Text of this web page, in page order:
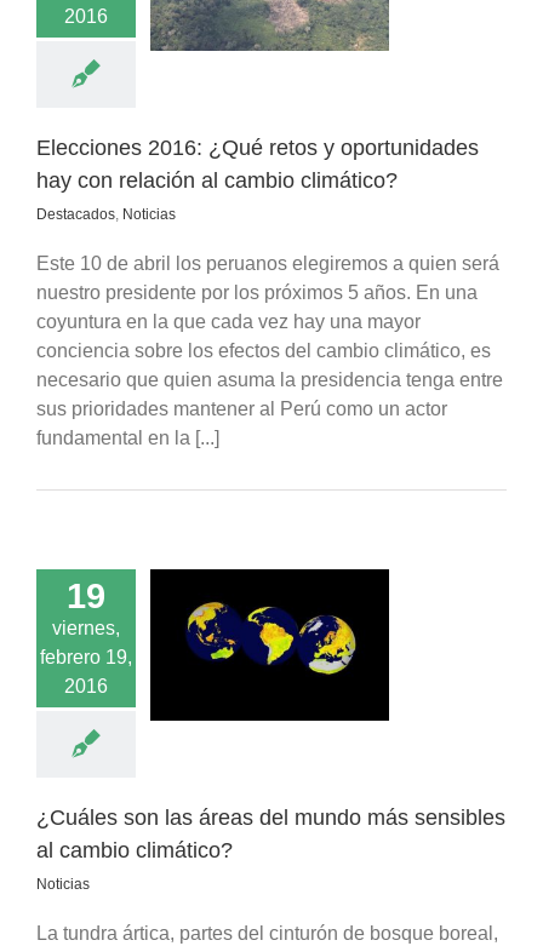
2016
Elecciones 2016: ¿Qué retos y oportunidades
hay con relación al cambio climático?
Destacados, Noticias
Este 10 de abril los peruanos elegiremos a quien será
nuestro presidente por los próximos 5 años. En una
coyuntura en la que cada vez hay una mayor
conciencia sobre los efectos del cambio climático, es
necesario que quien asuma la presidencia tenga entre
sus prioridades mantener al Perú como un actor
fundamental en la [...]
19
viernes,
febrero 19,
2016
las áreas del
sensibles al
climático?
Noticias
¿Cuáles son las áreas del mundo más sensibles
al cambio climático?
Noticias
La tundra ártica, partes del cinturón de bosque boreal,